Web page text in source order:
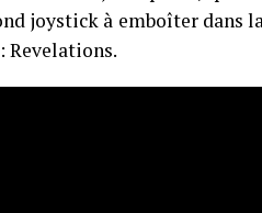
joystick à emboîter dans
Revelations.